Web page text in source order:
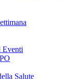
Eventi
Salute